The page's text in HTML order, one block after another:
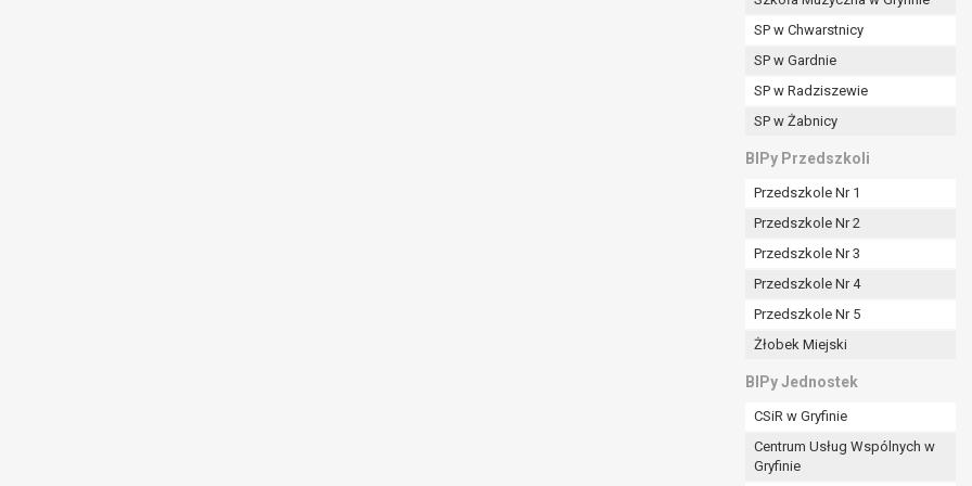
SP w Chwarstnicy
SP w Gardnie
SP w Radziszewie
SP w Żabnicy
BIPy Przedszkoli
Przedszkole Nr 1
Przedszkole Nr 2
Przedszkole Nr 3
Przedszkole Nr 4
Przedszkole Nr 5
Żłobek Miejski
BIPy Jednostek
CSiR w Gryfinie
Centrum Usług Wspólnych w
Gryfinie
art. 16 RODO,
prawo do bycia zapomnianym) na podstawie art. 17 RODO, w przypadku gdy:
były zebrane lub w inny sposób przetwarzane,
na przetwarzanie danych osobowych, która jest podstawą przetwarzania danych i nie ma innej podstawy prawnej
z prawem,
się z obowiązku wynikającego z przepisów prawa;
danych osobowych – na okres pozwalający administratorowi sprawdzić prawidłowość tych danych,
celów, ale osoba, której dane dotyczą, potrzebuje ich do ustalenia, obrony lub dochodzenia roszczeń,
wobec przetwarzania danych - do czasu ustalenia czy prawnie uzasadnione podstawy po stronie administratora są
RODO, w przypadku gdy łącznie spełnione są następujące przesłanki:
umowy zawartej z osobą, której dane dotyczą lub na podstawie zgody wyrażonej przez tą osobę,
art. 21 RODO, wobec przetwarzania danych osobowych, którego podstawą prawną jest: